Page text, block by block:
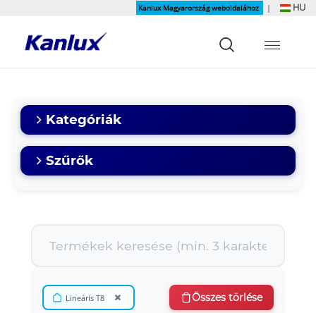
Kanlux Magyarország weboldalához | HU
główna
Kategóriák
Szűrők
Lineáris T8 × Összes törlése